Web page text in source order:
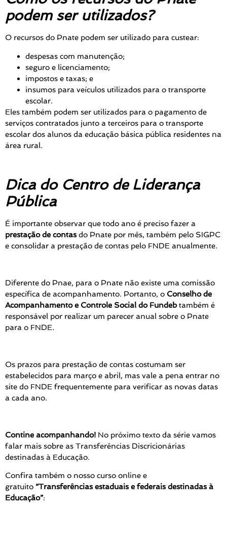
podem ser utilizados?
O recursos do Pnate podem ser utilizado para custear:
despesas com manutenção;
seguro e licenciamento;
impostos e taxas; e
insumos para veículos utilizados para o transporte
escolar.
Eles também podem ser utilizados para o pagamento de
serviços contratados junto a terceiros para o transporte
escolar dos alunos da educação básica pública residentes na
área rural.
Dica do Centro de Liderança
Pública
É importante observar que todo ano é preciso fazer a
prestação de contasdo Pnate por mês, também pelo SIGPC
e consolidar a prestação de contas pelo FNDE anualmente.
Diferente do Pnae, para o Pnate não existe uma comissão
específica de acompanhamento. Portanto, o Conselho de
Acompanhamento e Controle Social do Fundebtambém é
responsável por realizar um parecer anual sobre o Pnate
para o FNDE.
Os prazos para prestação de contas costumam ser
estabelecidos para março e abril, mas vale a pena entrar no
site do FNDE frequentemente para verificar as novas datas
a cada ano.
Contine acompanhando! No próximo texto da série vamos
falar mais sobre as Transferências Discricionárias
destinadas à Educação.
Confira também o nosso curso online e
gratuito “Transferências estaduais e federais destinadas à
Educação”: